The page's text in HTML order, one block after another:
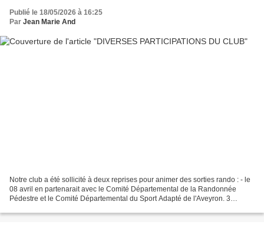
Publié le 18/05/2026 à 16:25
Par Jean Marie And
Notre club a été sollicité à deux reprises pour animer des sorties rando : - le
08 avril en partenarait avec le Comité Départemental de la Randonnée
Pédestre et le Comité Départemental du Sport Adapté de l'Aveyron. 3